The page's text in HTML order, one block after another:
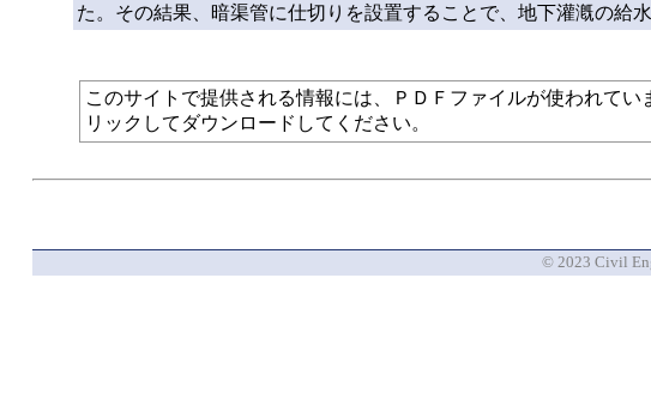
た。その結果、暗渠管に仕切りを設置することで、地下灌漑の給
このサイトで提供される情報には、ＰＤＦファイルが使われてい
リックしてダウンロードしてください。
© 2023 Civil